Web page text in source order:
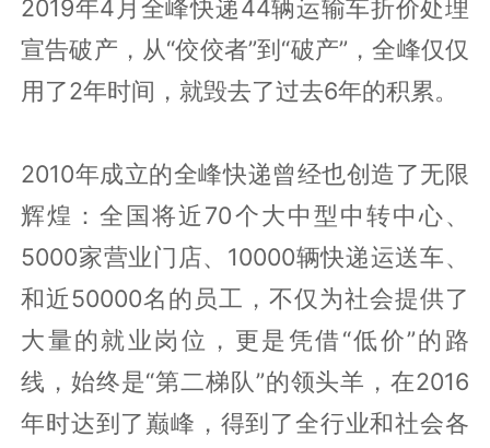
2019年4月全峰快递44辆运输车折价处理
宣告破产，从“佼佼者”到“破产”，全峰仅仅
用了2年时间，就毁去了过去6年的积累。
2010年成立的全峰快递曾经也创造了无限
辉煌：全国将近70个大中型中转中心、
5000家营业门店、10000辆快递运送车、
和近50000名的员工，不仅为社会提供了
大量的就业岗位，更是凭借“低价”的路
线，始终是“第二梯队”的领头羊，在2016
年时达到了巅峰，得到了全行业和社会各